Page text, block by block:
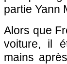
partie Yann
Alors que
voiture, il
mains